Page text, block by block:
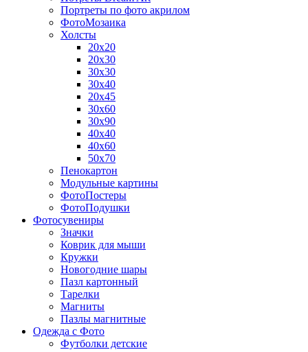
Портреты по фото акрилом
ФотоМозаика
Холсты
20х20
20х30
30х30
30х40
20х45
30х60
30х90
40х40
40х60
50х70
Пенокартон
Модульные картины
ФотоПостеры
ФотоПодушки
Фотоcувениры
Значки
Коврик для мыши
Кружки
Новогодние шары
Пазл картонный
Тарелки
Магниты
Пазлы магнитные
Одежда с Фото
Футболки детские